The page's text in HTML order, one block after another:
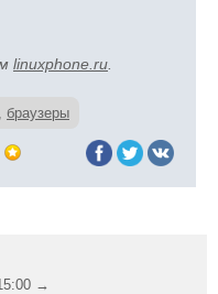
linuxphone.ru
, браузеры
→